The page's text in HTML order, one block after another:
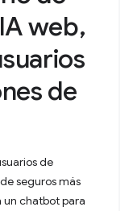
web,
de
de
seguros más
un chatbot para